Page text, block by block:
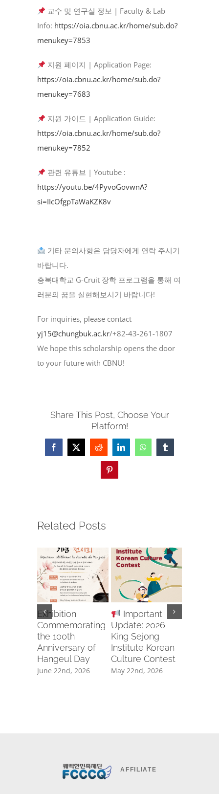
교수 및 연구실 정보 | Faculty & Lab
Info: https://oia.cbnu.ac.kr/home/sub.do?
menukey=7853
지원 페이지 | Application Page:
https://oia.cbnu.ac.kr/home/sub.do?
menukey=7683
지원 가이드 | Application Guide:
https://oia.cbnu.ac.kr/home/sub.do?
menukey=7852
관련 유튜브 | Youtube :
https://youtu.be/4PyvoGovwnA?
si=IIcOfgpTaWaKZK8v
기타 문의사항은 담당자에게 연락 주시기
바랍니다.
충북대학교 G-Cruit 장학 프로그램을 통해 여
러분의 꿈을 실현해보시기 바랍니다!
For inquiries, please contact
yj15@chungbuk.ac.kr/+82-43-261-1807
We hope this scholarship opens the door
to your future with CBNU!
Share This Post, Choose Your
Platform!
Facebook
X Reddit LinkedInWhatsAppTumblr
Pinterest
Related Posts
Exhibition
Commemorating
the 100th
Anniversary of
Hangeul Day
June 22nd, 2026
Important
Update: 2026
King Sejong
Institute Korean
Culture Contest
May 22nd, 2026
AFFILIATE